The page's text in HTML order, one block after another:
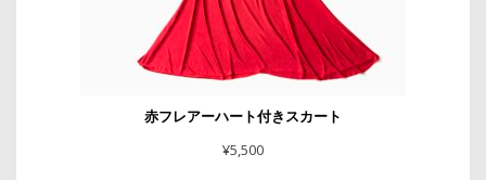
赤フレアーハート付きスカート
¥5,500